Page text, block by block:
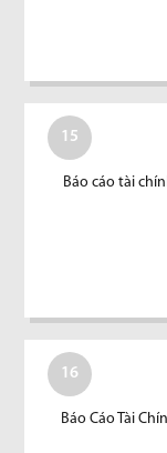
15
Báo cáo tài
16
Báo Cáo Tài